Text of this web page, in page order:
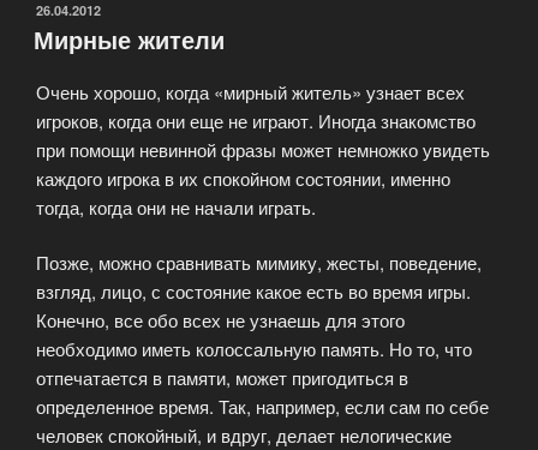
ОПУБЛИКОВАНО
26.04.2012
Мирные жители
Очень хорошо, когда «мирный житель» узнает всех
игроков, когда они еще не играют. Иногда знакомство
при помощи невинной фразы может немножко увидеть
каждого игрока в их спокойном состоянии, именно
тогда, когда они не начали играть.
Позже, можно сравнивать мимику, жесты, поведение,
взгляд, лицо, с состояние какое есть во время игры.
Конечно, все обо всех не узнаешь для этого
необходимо иметь колоссальную память. Но то, что
отпечатается в памяти, может пригодиться в
определенное время. Так, например, если сам по себе
человек спокойный, и вдруг, делает нелогические